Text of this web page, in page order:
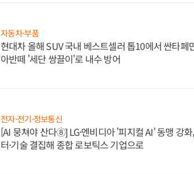
자동차·부품
현대차 올해 SUV 국내 베스트셀러 톱10에서 싼타페
아반떼 '세단 쌍끌이'로 내수 방어
전자·전기·정보통신
[AI 뭉쳐야 산다⑧] LG·엔비디아 '피지컬 AI' 동맹 강화
터·기술 결집해 종합 로보틱스 기업으로